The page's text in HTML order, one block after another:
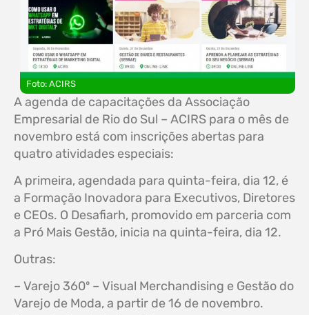
Foto: ACIRS
A agenda de capacitações da Associação
Empresarial de Rio do Sul – ACIRS para o mês de
novembro está com inscrições abertas para
quatro atividades especiais:
A primeira, agendada para quinta-feira, dia 12, é
a Formação Inovadora para Executivos, Diretores
e CEOs. O Desafiarh, promovido em parceria com
a Pró Mais Gestão, inicia na quinta-feira, dia 12.
Outras:
– Varejo 360º – Visual Merchandising e Gestão do
Varejo de Moda, a partir de 16 de novembro.